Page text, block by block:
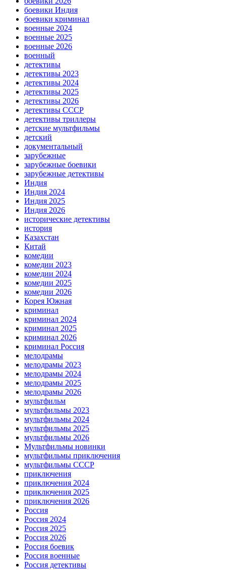
боевики Индия
боевики криминал
военные 2024
военные 2025
военные 2026
военный
детективы
детективы 2023
детективы 2024
детективы 2025
детективы 2026
детективы СССР
детективы триллеры
детские мультфильмы
детский
документальный
зарубежные
зарубежные боевики
зарубежные детективы
Индия
Индия 2024
Индия 2025
Индия 2026
исторические детективы
история
Казахстан
Китай
комедии
комедии 2023
комедии 2024
комедии 2025
комедии 2026
Корея Южная
криминал
криминал 2024
криминал 2025
криминал 2026
криминал Россия
мелодрамы
мелодрамы 2023
мелодрамы 2024
мелодрамы 2025
мелодрамы 2026
мультфильм
мультфильмы 2023
мультфильмы 2024
мультфильмы 2025
мультфильмы 2026
Мультфильмы новинки
мультфильмы приключения
мультфильмы СССР
приключения
приключения 2024
приключения 2025
приключения 2026
Россия
Россия 2024
Россия 2025
Россия 2026
Россия боевик
Россия военные
Россия детективы